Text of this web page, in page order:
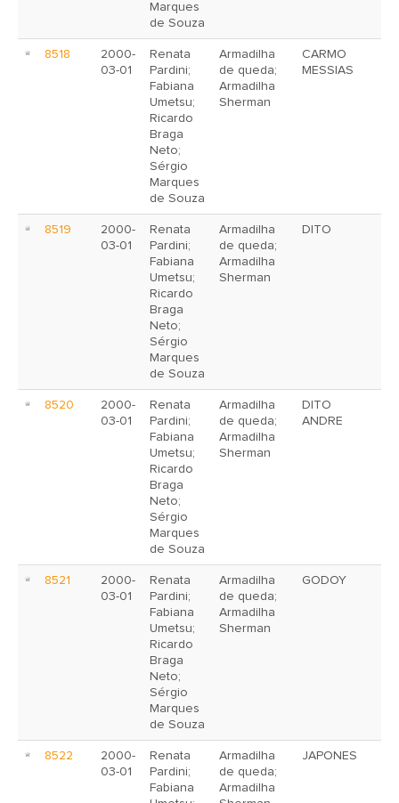
Marques
de Souza
8518
2000-
03-01
Renata
Pardini;
Fabiana
Umetsu;
Ricardo
Braga
Neto;
Sérgio
Marques
de Souza
Armadilha
de queda;
Armadilha
Sherman
CARMO
MESSIAS
8519
2000-
03-01
Renata
Pardini;
Fabiana
Umetsu;
Ricardo
Braga
Neto;
Sérgio
Marques
de Souza
Armadilha
de queda;
Armadilha
Sherman
DITO
8520
2000-
03-01
Renata
Pardini;
Fabiana
Umetsu;
Ricardo
Braga
Neto;
Sérgio
Marques
de Souza
Armadilha
de queda;
Armadilha
Sherman
DITO
ANDRE
8521
2000-
03-01
Renata
Pardini;
Fabiana
Umetsu;
Ricardo
Braga
Neto;
Sérgio
Marques
de Souza
Armadilha
de queda;
Armadilha
Sherman
GODOY
8522
2000-
03-01
Renata
Pardini;
Fabiana
Armadilha
de queda;
Armadilha
JAPONES